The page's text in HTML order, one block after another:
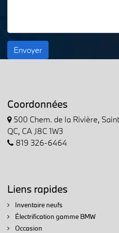
Envoyer
Coordonnées
500 Chem. de la Rivière,
QC, CA J8C 1W3
819 326-6464
Liens rapides
Inventaire neufs
Électrification gamme BMW
Occasion